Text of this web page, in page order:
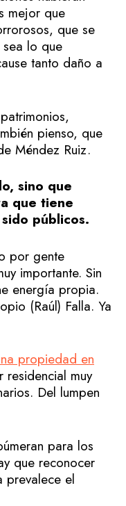
mejor que
que se
lo que
tanto daño a
pienso, que
Méndez Ruiz.
sino que
que tiene
públicos.
por gente
importante. Sin
energía propia.
(Raúl) Falla. Ya
propiedad en
residencial muy
Del lumpen
para los
que reconocer
prevalece el